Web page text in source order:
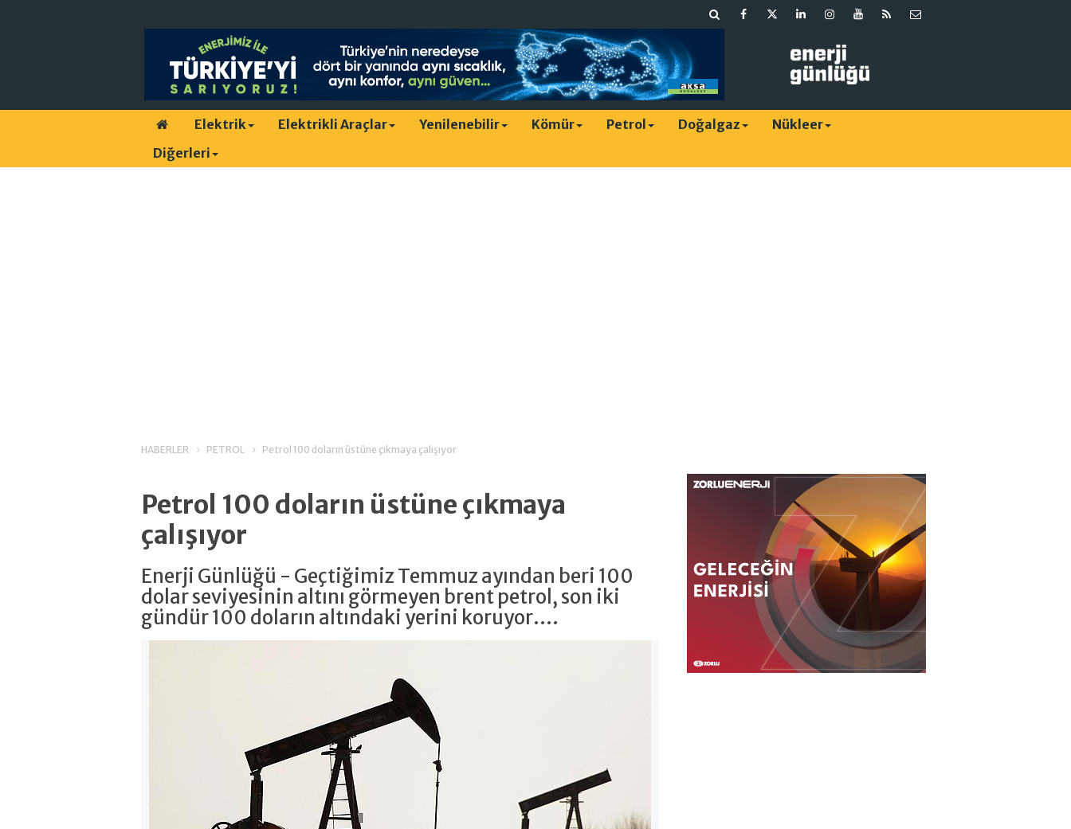
Elektrik Elektrikli Araçlar Yenilenebilir Kömür Petrol Doğalgaz
Nükleer
Diğerleri
HABERLER PETROL Petrol 100 doların üstüne çıkmaya çalışıyor
Petrol 100 doların üstüne çıkmaya
çalışıyor
Enerji Günlüğü - Geçtiğimiz Temmuz ayından beri 100
dolar seviyesinin altını görmeyen brent petrol, son iki
gündür 100 doların altındaki yerini koruyor....